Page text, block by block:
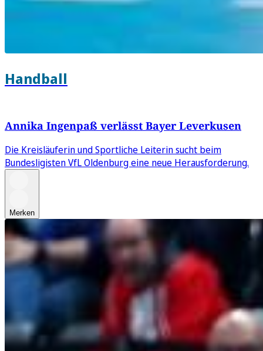
Handball
Annika Ingenpaß verlässt Bayer Leverkusen
Die Kreisläuferin und Sportliche Leiterin sucht beim
Bundesligisten VfL Oldenburg eine neue Herausforderung.
Merken